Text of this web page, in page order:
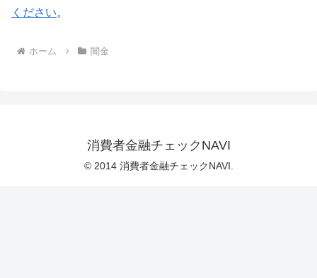
ください。
ホーム 闇金
消費者金融チェックNAVI
© 2014 消費者金融チェックNAVI.